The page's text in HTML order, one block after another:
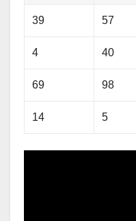
39 57
4 40
69 98
14 5